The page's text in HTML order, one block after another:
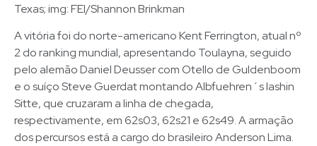
Texas; img: FEI/Shannon Brinkman
A vitória foi do norte-americano Kent Ferrington, atual nº
2 do ranking mundial, apresentando Toulayna, seguido
pelo alemão Daniel Deusser com Otello de Guldenboom
e o suíço Steve Guerdat montando Albfuehren´s Iashin
Sitte, que cruzaram a linha de chegada,
respectivamente, em 62s03, 62s21 e 62s49. A armação
dos percursos está a cargo do brasileiro Anderson Lima.